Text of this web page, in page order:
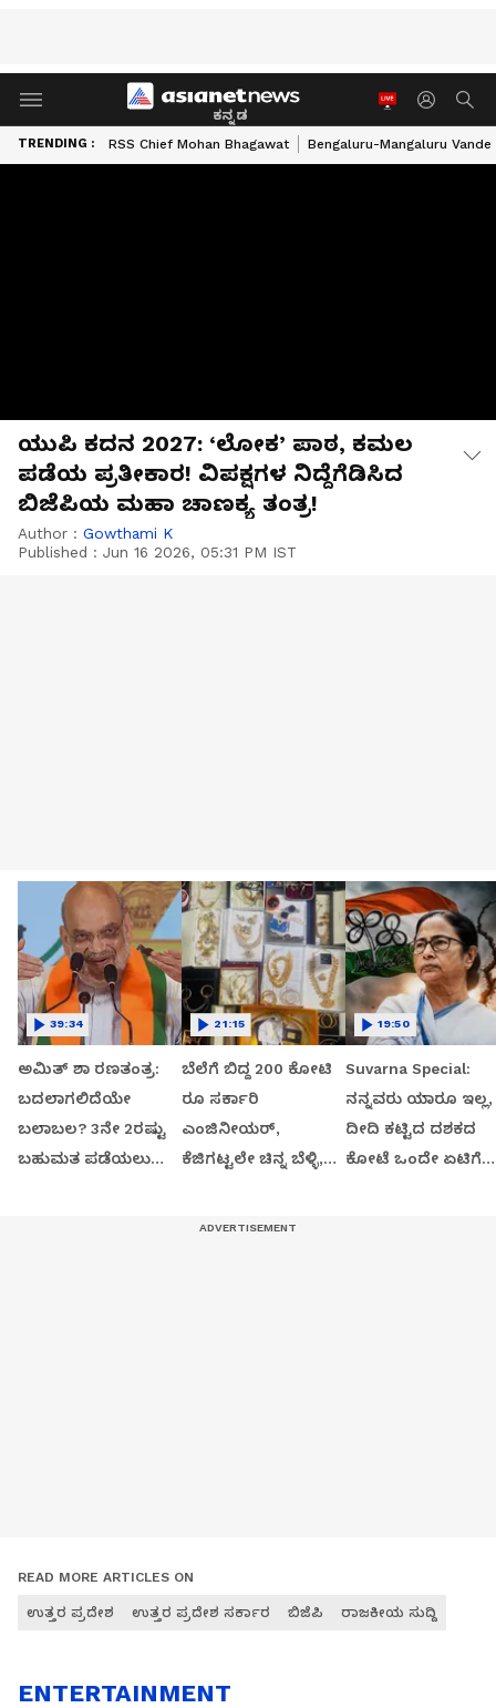
ಕನ್ನಡ
TRENDING : RSS Chief Mohan Bhagawat Bengaluru-Mangaluru
ಯುಪಿ ಕದನ 2027: ‘ಲೋಕ’ ಪಾಠ, ಕಮಲ
ಪಡೆಯ ಪ್ರತೀಕಾರ! ವಿಪಕ್ಷಗಳ ನಿದ್ದೆಗೆಡಿಸಿದ
ಬಿಜೆಪಿಯ ಮಹಾ ಚಾಣಕ್ಯ ತಂತ್ರ!
Author : Gowthami K
Published : Jun 16 2026, 05:31 PM IST
ಅಮಿತ್ ಶಾ ರಣತಂತ್ರ:
ಬದಲಾಗಲಿದೆಯೇ
ಬಲಾಬಲ? 3ನೇ 2ರಷ್ಟು
ಬಹುಮತ ಪಡೆಯಲು
39:34
ಬೆಲೆಗೆ ಬಿದ್ದ 200 ಕೋಟಿ
ರೂ ಸರ್ಕಾರಿ
ಎಂಜಿನೀಯರ್,
ಕೆಜಿಗಟ್ಟಲೇ ಚಿನ್ನ ಬೆಳ್ಳಿ,
21:15
Suvarna Special:
ನನ್ನವರು ಯಾರೂ ಇಲ್ಲ,
ದೀದಿ ಕಟ್ಟಿದ ದಶಕದ
ಕೋಟೆ ಒಂದೇ ಏಟಿಗೆ
19:50
READ MORE ARTICLES ON
ಉತ್ತರ ಪ್ರದೇಶ ಉತ್ತರ ಪ್ರದೇಶ ಸರ್ಕಾರ ಬಿಜೆಪಿ ರಾಜಕೀಯ ಸುದ್ದಿ
ENTERTAINMENT